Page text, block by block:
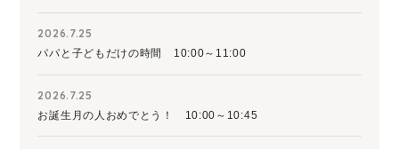
2026.7.25
パパと子どもだけの時間 10:00～11:00
2026.7.25
お誕生月の人おめでとう！ 10:00～10:45